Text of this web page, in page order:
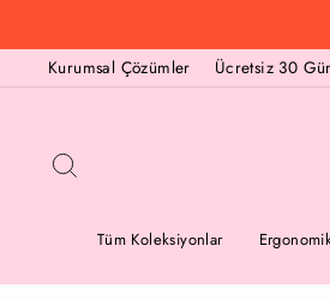
Geç
Kurumsal Çözümler
Ücretsiz 30
Tüm Koleksiyonlar